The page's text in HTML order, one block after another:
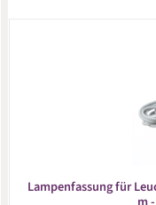
Lampenfassung für